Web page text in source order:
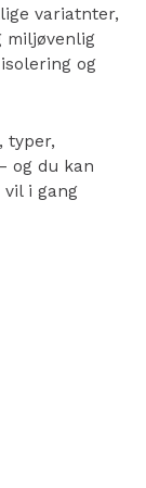
variatnter,
miljøvenlig
og
typer,
og du kan
vil i gang